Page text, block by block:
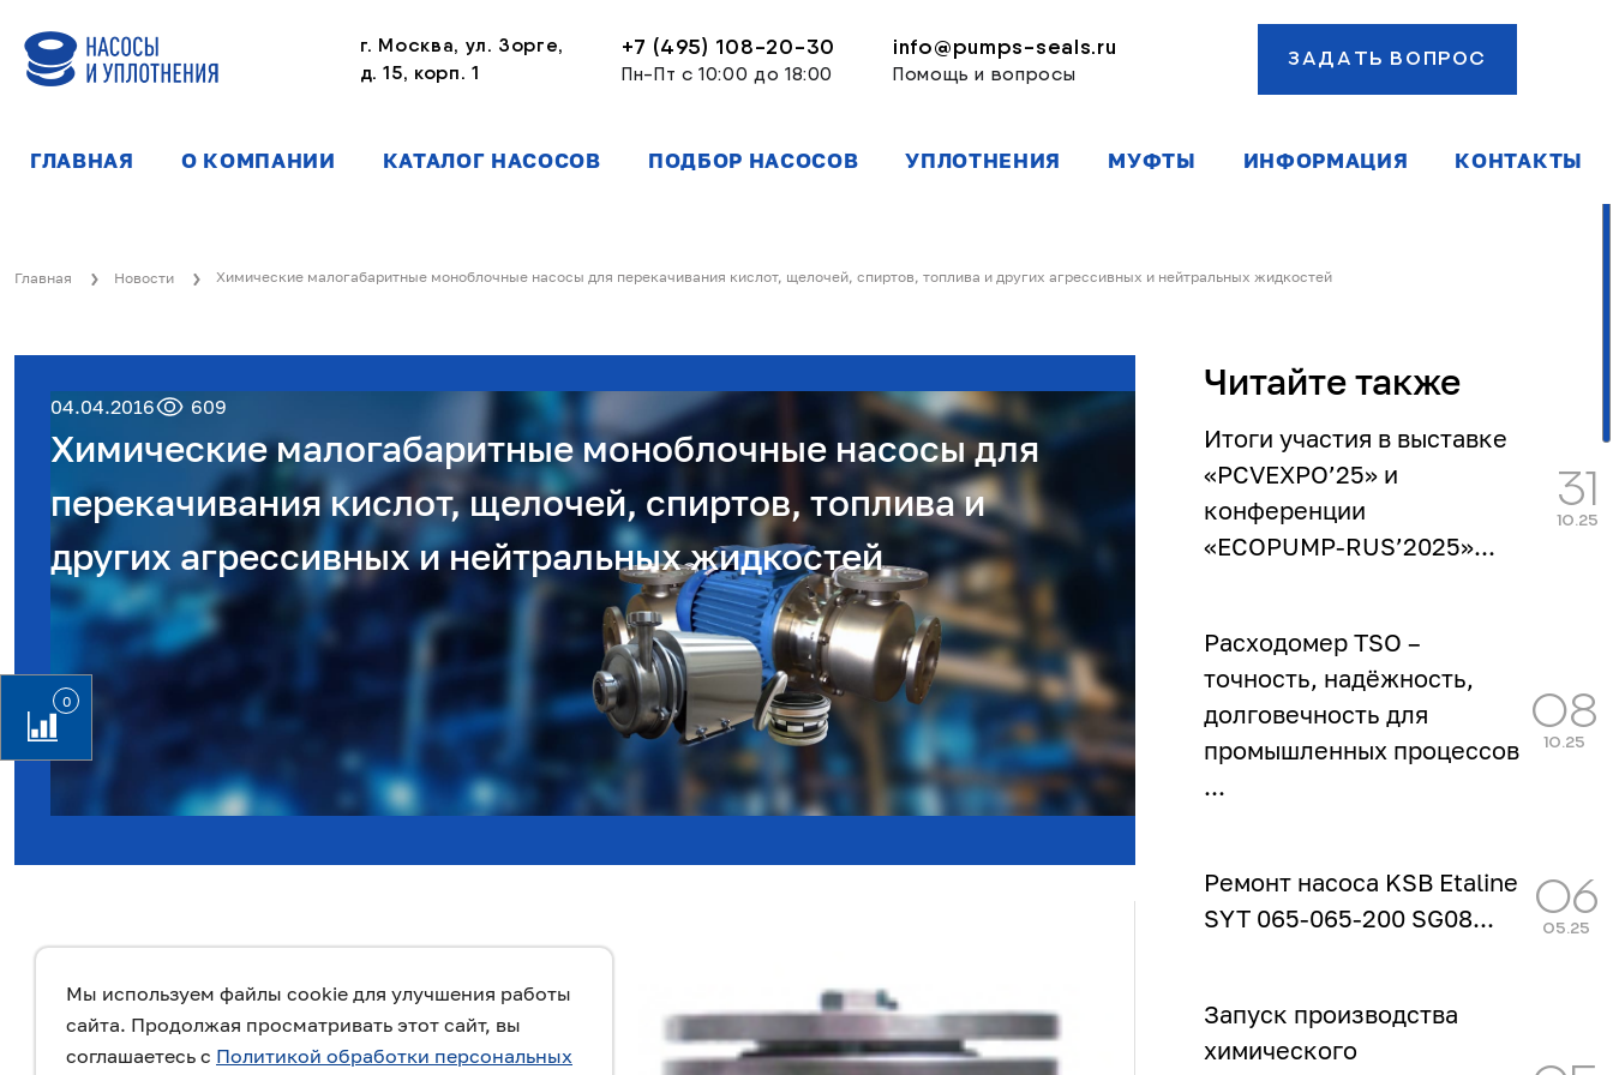
Мы используем файлы cookie для улучшения работы
сайта. Продолжая просматривать этот сайт, вы
соглашаетесь с Политикой обработки персональных
0
г. Москва, ул. Зорге,
д. 15, корп. 1
+7 (495) 108-20-30
Пн-Пт с 10:00 до 18:00
info@pumps-seals.ru
Помощь и вопросы
ЗАДАТЬ ВОПРОС
ГЛАВНАЯ О КОМПАНИИ КАТАЛОГ НАСОСОВ ПОДБОР НАСОСОВ УПЛОТНЕНИЯ МУФТЫ ИНФОРМАЦИЯ КОНТАКТЫ
Главная Новости Химические малогабаритные моноблочные насосы для перекачивания кислот, щелочей, спиртов, топлива и других агрессивных и нейтральных жидкостей
04.04.2016 609
Химические малогабаритные моноблочные насосы для
перекачивания кислот, щелочей, спиртов, топлива и
других агрессивных и нейтральных жидкостей
Читайте также
Итоги участия в выставке
«PCVEXPO’25» и
конференции
«ECOPUMP‑RUS’2025»...
31
10.25
Расходомер TSO –
точность, надёжность,
долговечность для
промышленных процессов
...
08
10.25
Ремонт насоса KSB Etaline
SYT 065-065-200 SG08...
06
05.25
Запуск производства
химического